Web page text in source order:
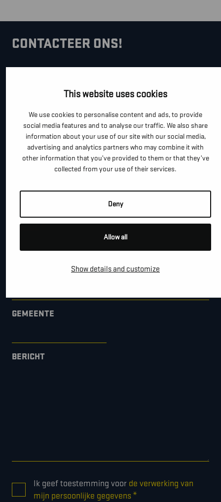
This website uses cookies
We use cookies to personalise content and ads, to provide
social media features and to analyse our traffic. We also share
information about your use of our site with our social media,
advertising and analytics partners who may combine it with
other information that you’ve provided to them or that they’ve
collected from your use of their services.
Deny
Allow all
Show details and customize
CONTACTEER ONS!
Je kan dit formulier gebruiken om meer informatie te
hallo te zeggen.
" geeft vereiste velden aan
VOOR- EN ACHTERNAAM *
E-MAIL *
BEDRIJFSNAAM
GEMEENTE
BERICHT
* Ik geef toestemming voor de verwerking van
mijn persoonlijke gegevens*